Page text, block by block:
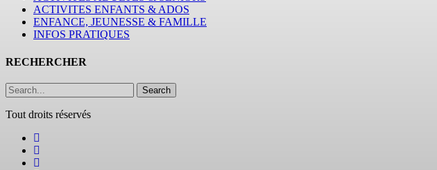
ACTIVITES ENFANTS & ADOS
ENFANCE, JEUNESSE & FAMILLE
INFOS PRATIQUES
RECHERCHER
Search
Tout droits réservés